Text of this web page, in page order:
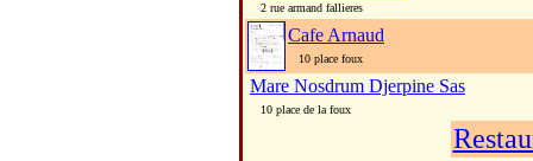
2 rue armand fallieres
Cafe Arnaud
10 place foux
Mare Nosdrum Djerpine Sas
10 place de la foux